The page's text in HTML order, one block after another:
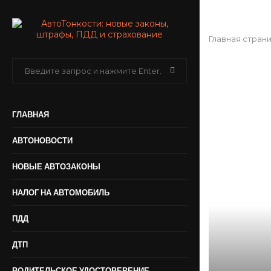
ГЛАВНАЯ
АВТОНОВОСТИ
НОВЫЕ АВТОЗАКОНЫ
НАЛОГ НА АВТОМОБИЛЬ
ПДД
ДТП
Главная